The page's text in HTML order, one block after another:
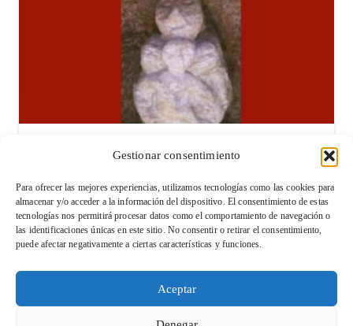
Gestionar consentimiento
Para ofrecer las mejores experiencias, utilizamos tecnologías como las cookies para
almacenar y/o acceder a la información del dispositivo. El consentimiento de estas
tecnologías nos permitirá procesar datos como el comportamiento de navegación o
las identificaciones únicas en este sitio. No consentir o retirar el consentimiento,
puede afectar negativamente a ciertas características y funciones.
Aceptar
Condiciones de venta y devolución